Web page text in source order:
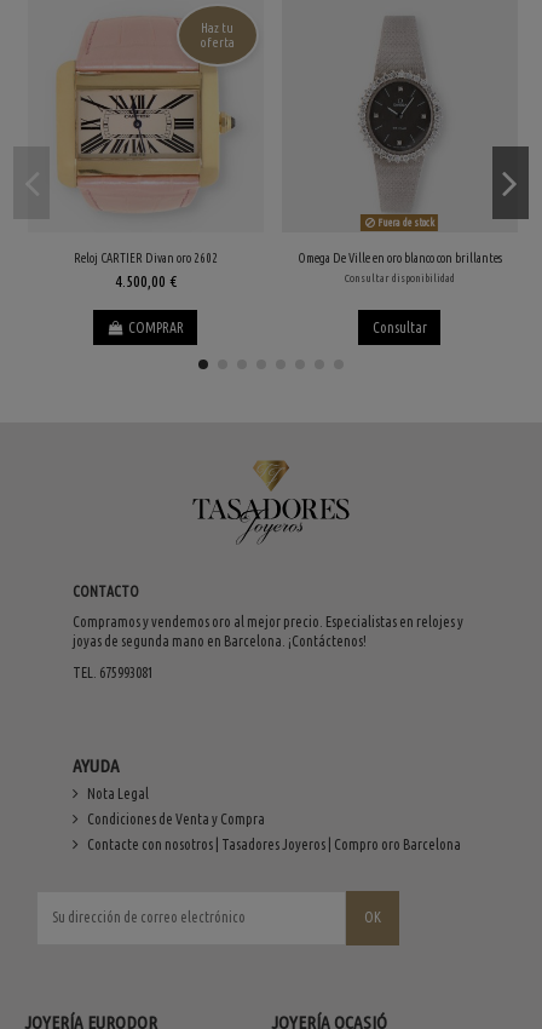
Reloj CARTIER Divan oro 2602
4.500,00 €
COMPRAR
Haz tu
oferta
Fuera de stock
Omega De Ville en oro blanco con brillantes
Consultar disponibilidad
Consultar
CONTACTO
Compramos y vendemos oro al mejor precio. Especialistas en relojes y
joyas de segunda mano en Barcelona. ¡Contáctenos!
TEL. 675993081
AYUDA
Nota Legal
Condiciones de Venta y Compra
Contacte con nosotros | Tasadores Joyeros | Compro oro Barcelona
JOYERÍA EURODOR JOYERÍA OCASIÓ